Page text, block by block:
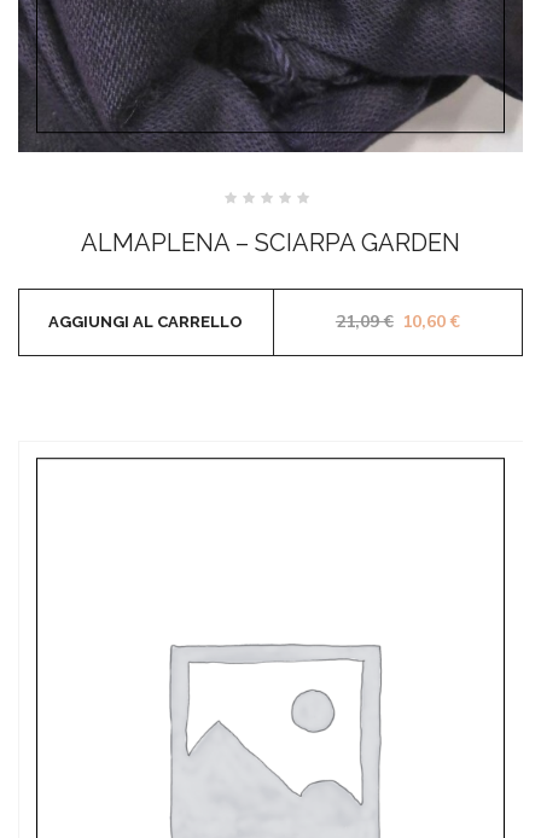
su
5
ALMAPLENA – SCIARPA GARDEN
21,09€ Il prezzo
10,60€Il prezzo
AGGIUNGI AL CARRELLO